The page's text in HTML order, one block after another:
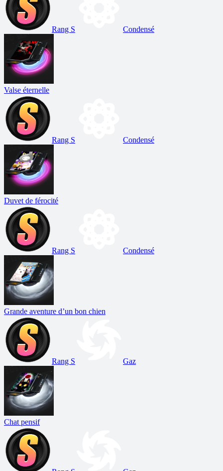
Rang S Condensé
Valse éternelle
Rang S Condensé
Duvet de férocité
Rang S Condensé
Grande aventure d’un bon chien
Rang S Gaz
Chat pensif